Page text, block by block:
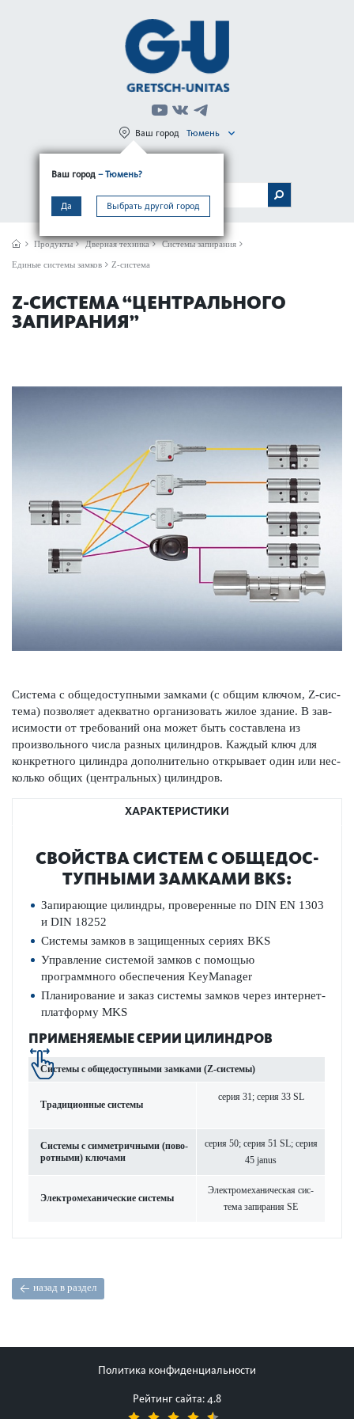
Ваш город – Тюмень?
Да Выбрать другой город
Ваш город Тюмень
МЕНЮ
Продукты Дверная техника Системы запирания
Единые системы замков Z-система
Z-СИСТЕМА “ЦЕНТРАЛЬНОГО
ЗАПИРАНИЯ”
Сис­тема с общедос­тупными зам­ками (с общим ключом, Z-сис­
тема) позв­оляет адекватно органи­з­овать жилое здание. В зав­
исимости от требований она может быть сос­тав­лена из
произв­ольного числа разных цилиндров. Каждый ключ для
конкретного цилиндра дополнительно открывает один или нес­
колько общих (центральных) цилиндров.
ХАРАКТЕРИСТИКИ
СВОЙСТВА СИСТЕМ С ОБЩЕДОС­
ТУПНЫМИ ЗАМ­КАМИ BKS:
Запи­рающие цилиндры, провер­енные по DIN EN 1303
и DIN 18252
Сис­темы замков в защищенных сериях BKS
Управ­ление сис­темой замков с помощью
программного обеспечения KeyManager
Планирование и заказ сис­темы замков через интернет-
платформу MKS
ПРИМЕНЯЕМЫЕ СЕРИИ ЦИЛИНДРОВ
Сис­темы с общедос­тупными зам­ками (Z-сис­темы)
Традицио­нные сис­темы
серия 31; серия 33 SL
Сис­темы с симметричными (пово­
р­отными) ключами
серия 50; серия 51 SL; серия
45 janus
Электромеханические сис­темы
Электромеханическая сис­
тема запирания SE
назад в раздел
Политика конфиденциальности
Рейтинг сайта: 4.8